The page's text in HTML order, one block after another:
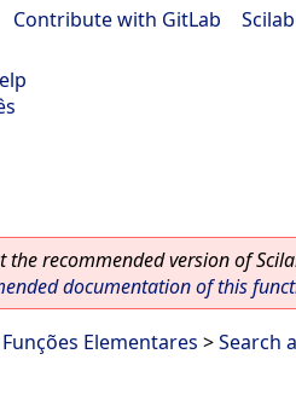
Contribute with GitLab
the recommended version of
documentation of this
Funções Elementares >Search